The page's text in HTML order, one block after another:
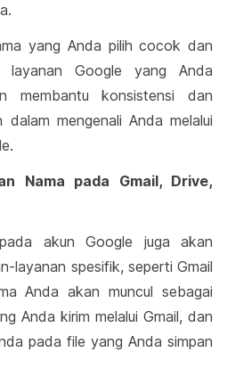
yang Anda pilih cocok dan
layanan Google yang Anda
membantu konsistensi dan
dalam mengenali Anda melalui
Nama pada Gmail, Drive,
akun Google juga akan
layanan spesifik, seperti Gmail
Anda akan muncul sebagai
Anda kirim melalui Gmail, dan
pada file yang Anda simpan